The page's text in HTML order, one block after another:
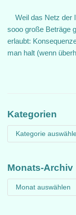
Weil das Netz der
sooo große Beträge
erlaubt:
man halt (wenn
Kategorien
Monats-Archiv